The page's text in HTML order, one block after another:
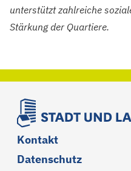
unterstützt zahlreiche
Stärkung der Quartiere.
Kontakt
Datenschutz